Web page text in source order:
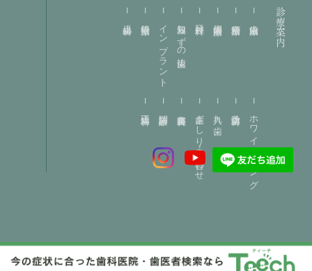
診療案内
親知らずの抜歯
インプラント
ホワイトニング
入れ歯
歯ぎしり・噛み合わせ